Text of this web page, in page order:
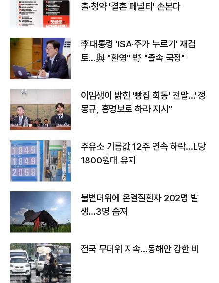
출·청약 '결혼 페널티' 손본다
李대통령 'ISA·주가 누르기' 재검
토…與 "환영" 野 "졸속 국정"
이임생이 밝힌 '빵집 회동' 전말…"정
몽규, 홍명보로 하라 지시"
주유소 기름값 12주 연속 하락…L당
1800원대 유지
불볕더위에 온열질환자 202명 발
생…3명 숨져
전국 무더위 지속…동해안 강한 비